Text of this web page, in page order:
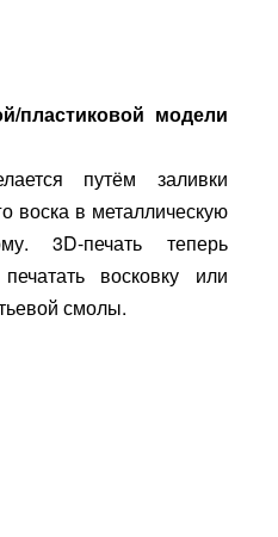
пластиковой модели
путём заливки
воска в металлическую
3D-печать теперь
восковку или
смолы.